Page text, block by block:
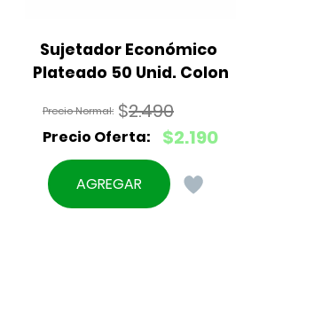
Sujetador Económico
Plateado 50 Unid. Colon
$2.490
El
precio
original
$2.190
El
precio
actual
AGREGAR